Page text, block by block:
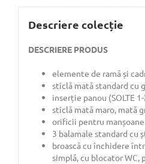
Descriere colecție
DESCRIERE PRODUS
elemente de ramă și
sticlă mată standard cu
inserție panou (SOLTE
sticlă mată maro, mată
orificii pentru
3 balamale standard cu
broască cu închidere
simplă, cu blocator